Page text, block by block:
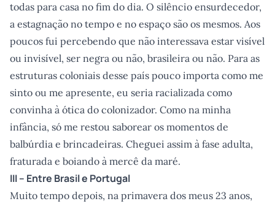
todas para casa no fim do dia. O silêncio ensurdecedor,
a estagnação no tempo e no espaço são os mesmos. Aos
poucos fui percebendo que não interessava estar visível
ou invisível, ser negra ou não, brasileira ou não. Para as
estruturas coloniais desse país pouco importa como me
sinto ou me apresente, eu seria racializada como
convinha à ótica do colonizador. Como na minha
infância, só me restou saborear os momentos de
balbúrdia e brincadeiras. Cheguei assim à fase adulta,
fraturada e boiando à mercê da maré.
III – Entre Brasil e Portugal
Muito tempo depois, na primavera dos meus 23 anos,